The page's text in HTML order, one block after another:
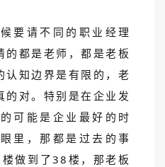
要请不同的职业经理
的都是老师，都是老板
认知边界是有限的，老
的对。特别是在企业发
可能是企业最好的时
里，那都是过去的事
做到了38楼，那老板